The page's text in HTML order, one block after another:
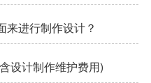
来进行制作设计？
设计制作维护费用)